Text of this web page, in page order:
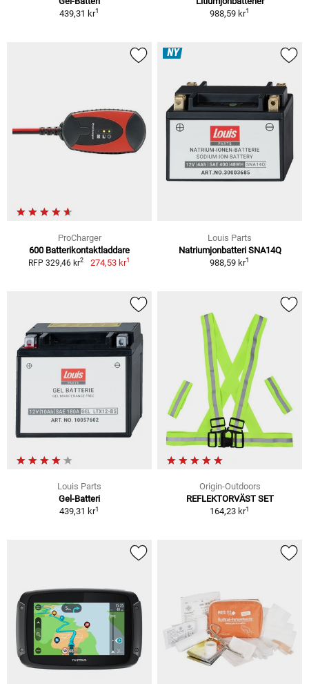
439,31 kr1
988,59 kr1
ProCharger
600 Batterikontaktladdare
RFP 329,46 kr2 274,53 kr1
NY
Louis Parts
Natriumjonbatteri SNA14Q
988,59 kr1
Louis Parts
Gel-Batteri
439,31 kr1
Origin-Outdoors
REFLEKTORVÄST SET
164,23 kr1